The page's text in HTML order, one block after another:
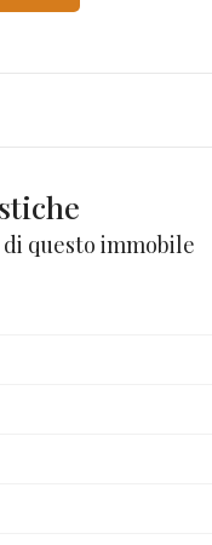
questo immobile